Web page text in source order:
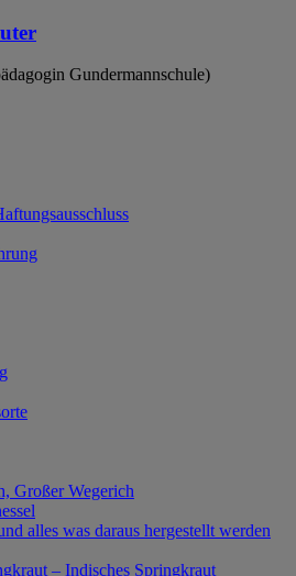
Gundermannschule)
Großer Wegerich
alles was daraus hergestellt werden
– Indisches Springkraut